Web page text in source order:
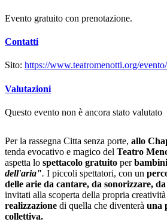
Evento gratuito con prenotazione.
Contatti
Sito: https://www.teatromenotti.org/
Valutazioni
Questo evento non è ancora stato valutato
Per la rassegna Citta senza porte, allo
tenda evocativo e magico del Teatro
aspetta lo spettacolo gratuito per
dell'aria". I piccoli spettatori, con un
delle arie da cantare, da sonorizzare,
invitati alla scoperta della propria creatività
realizzazione di quella che diventerà una
collettiva.